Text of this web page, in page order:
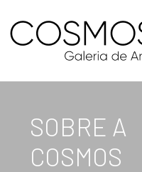
SOBRE A
COSMOS